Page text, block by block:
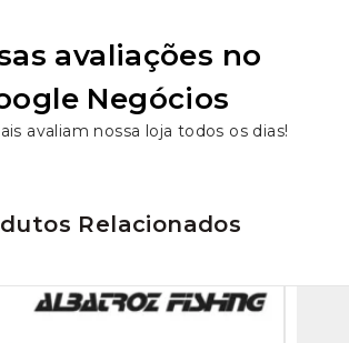
avaliações no
Negócios
avaliam nossa loja todos os dias!
Relacionados